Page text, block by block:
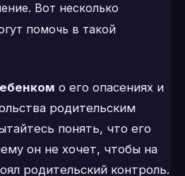
Вот несколько
помочь в такой
о его опасениях и
родительским
понять, что его
он не хочет, чтобы на
родительский контроль.